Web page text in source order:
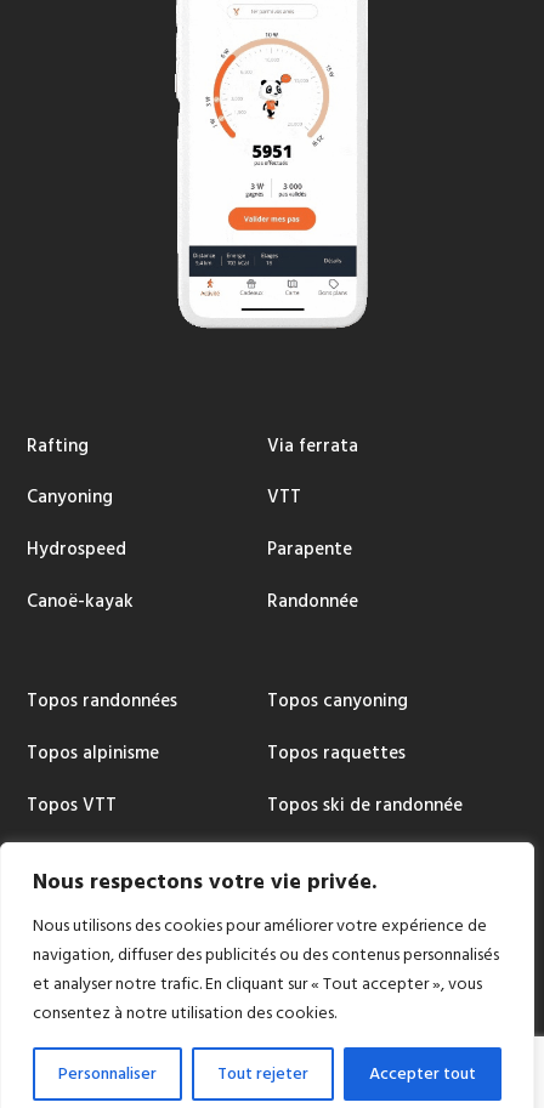
Nous respectons votre vie privée.
Nous utilisons des cookies pour améliorer votre expérience de
navigation, diffuser des publicités ou des contenus personnalisés
et analyser notre trafic. En cliquant sur « Tout accepter », vous
consentez à notre utilisation des cookies.
Personnaliser Tout rejeter Accepter tout
Rafting
Canyoning
Hydrospeed
Canoë-kayak
Via ferrata
VTT
Parapente
Randonnée
Topos randonnées
Topos alpinisme
Topos VTT
Topos canyoning
Topos raquettes
Topos ski de randonnée
Copyright © 2024 | Conception et réalisation:
Mentions légales et politique de confidentialité